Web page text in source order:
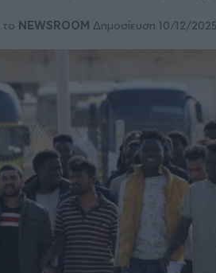
NEWSROOM Δημοσίευση 10/12/2025